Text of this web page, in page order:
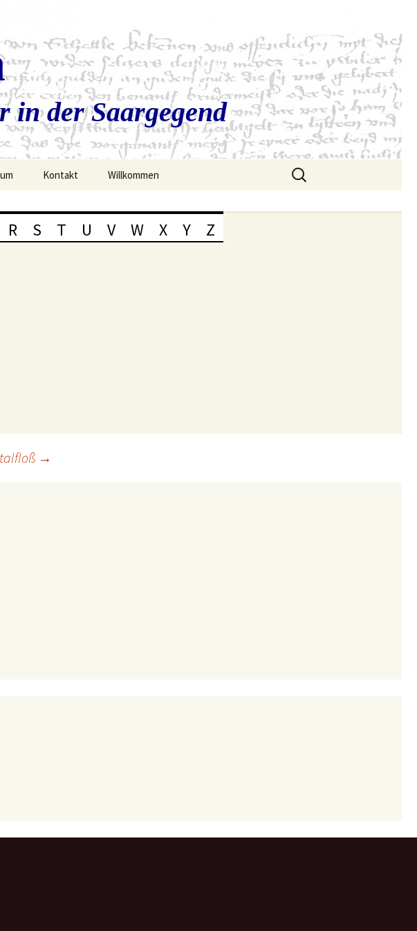
der Saargegend
Kontakt Willkommen
Suchen
nach:
R S T U V W X Y Z
→